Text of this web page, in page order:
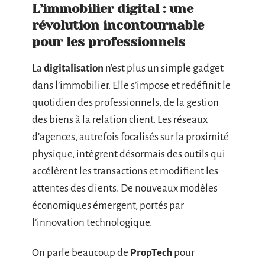
L’immobilier digital : une
révolution incontournable
pour les professionnels
La digitalisation n’est plus un simple gadget
dans l’immobilier. Elle s’impose et redéfinit le
quotidien des professionnels, de la gestion
des biens à la relation client. Les réseaux
d’agences, autrefois focalisés sur la proximité
physique, intègrent désormais des outils qui
accélèrent les transactions et modifient les
attentes des clients. De nouveaux modèles
économiques émergent, portés par
l’innovation technologique.
On parle beaucoup de PropTech pour